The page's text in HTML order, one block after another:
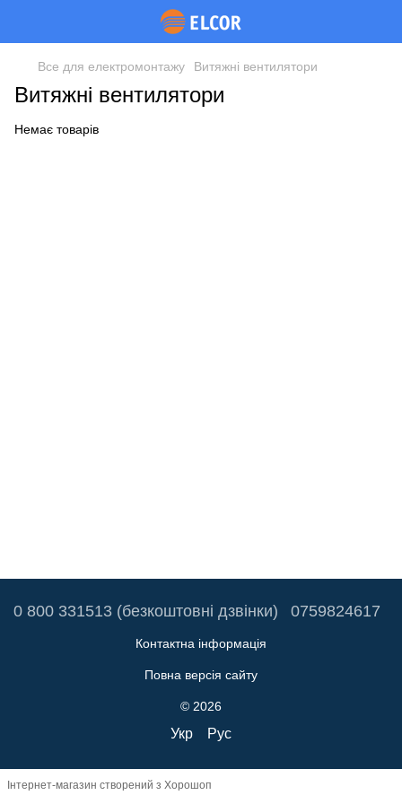
Все для електромонтажу Витяжні вентилятори
Витяжні вентилятори
Немає товарів
0 800 331513 (безкоштовні дзвінки) 0759824617
Контактна інформація
Повна версія сайту
© 2026
Укр Рус
Інтернет-магазин створений з Хорошоп